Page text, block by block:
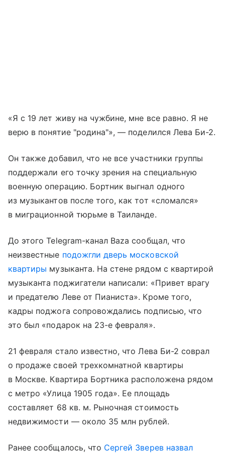
«Я с 19 лет живу на чужбине, мне все равно. Я не
верю в понятие "родина"», — поделился Лева Би-2.
Он также добавил, что не все участники группы
поддержали его точку зрения на специальную
военную операцию. Бортник выгнал одного
из музыкантов после того, как тот «сломался»
в миграционной тюрьме в Таиланде.
До этого Telegram-канал Baza сообщал, что
неизвестные подожгли дверь московской
квартиры музыканта. На стене рядом с квартирой
музыканта поджигатели написали: «Привет врагу
и предателю Леве от Пианиста». Кроме того,
кадры поджога сопровождались подписью, что
это был «подарок на 23-е февраля».
21 февраля стало известно, что Лева Би-2 соврал
о продаже своей трехкомнатной квартиры
в Москве. Квартира Бортника расположена рядом
с метро «Улица 1905 года». Ее площадь
составляет 68 кв. м. Рыночная стоимость
недвижимости — около 35 млн рублей.
Ранее сообщалось, что Сергей Зверев назвал